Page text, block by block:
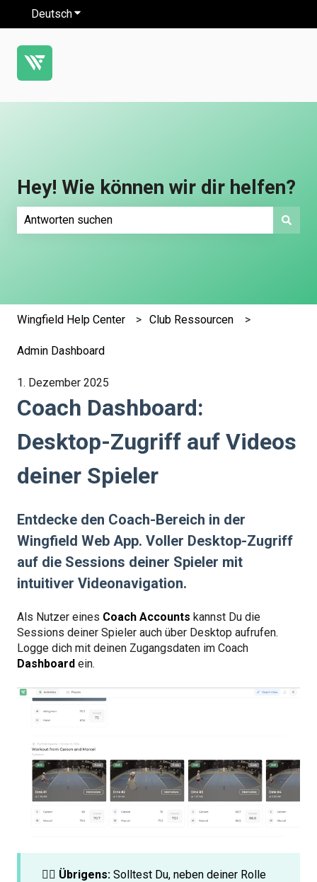
DeutschUntermenü für Übersetzungen anzeigen
Hey! Wie können wir dir helfen?
Wingfield Help Center Club Ressourcen
Admin Dashboard
1. Dezember 2025
Coach Dashboard:
Desktop-Zugriff auf Videos
deiner Spieler
Entdecke den Coach-Bereich in der
Wingfield Web App. Voller Desktop-Zugriff
auf die Sessions deiner Spieler mit
intuitiver Videonavigation.
Als Nutzer eines Coach Accounts kannst Du die
Sessions deiner Spieler auch über Desktop aufrufen.
Logge dich mit deinen Zugangsdaten im Coach
Dashboard ein.
☝🏻 Übrigens: Solltest Du, neben deiner Rolle